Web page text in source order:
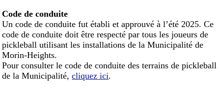
Code de conduite
Un code de conduite fut établi et approuvé à l’été 2025. Ce
code de conduite doit être respecté par tous les joueurs de
pickleball utilisant les installations de la Municipalité de
Morin-Heights.
Pour consulter le code de conduite des terrains de pickleball
de la Municipalité,cliquez ici.